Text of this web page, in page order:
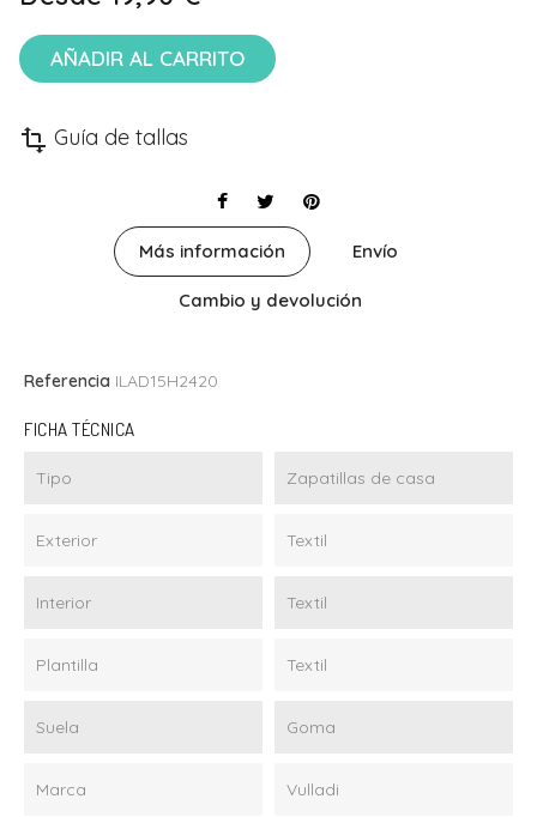
AÑADIR AL CARRITO
transform Guía de tallas
Más información Envío
Cambio y devolución
Referencia ILAD15H2420
FICHA TÉCNICA
Tipo Zapatillas de casa
Exterior Textil
Interior Textil
Plantilla Textil
Suela Goma
Marca Vulladi